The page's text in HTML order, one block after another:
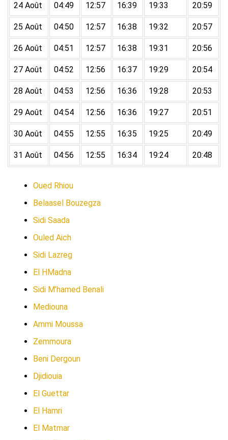
24 Août 04:49 12:57 16:39 19:33 20:59
25 Août 04:50 12:57 16:38 19:32 20:57
26 Août 04:51 12:57 16:38 19:31 20:56
27 Août 04:52 12:56 16:37 19:29 20:54
28 Août 04:53 12:56 16:36 19:28 20:53
29 Août 04:54 12:56 16:36 19:27 20:51
30 Août 04:55 12:55 16:35 19:25 20:49
31 Août 04:56 12:55 16:34 19:24 20:48
Oued Rhiou
Belaasel Bouzegza
Sidi Saada
Ouled Aich
Sidi Lazreg
El HMadna
Sidi M’hamed Benali
Mediouna
Ammi Moussa
Zemmoura
Beni Dergoun
Djidiouia
El Guettar
El Hamri
El Matmar